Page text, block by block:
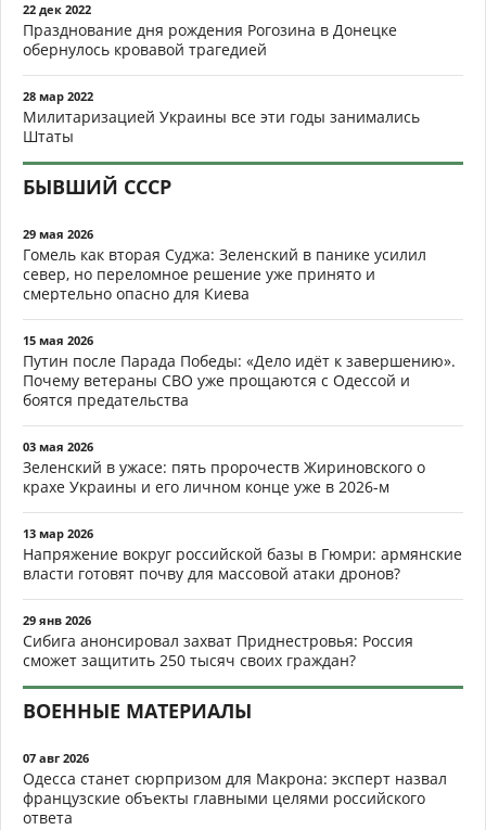
22 дек 2022
Празднование дня рождения Рогозина в Донецке
обернулось кровавой трагедией
28 мар 2022
Милитаризацией Украины все эти годы занимались
Штаты
БЫВШИЙ СССР
29 мая 2026
Гомель как вторая Суджа: Зеленский в панике усилил
север, но переломное решение уже принято и
смертельно опасно для Киева
15 мая 2026
Путин после Парада Победы: «Дело идёт к завершению».
Почему ветераны СВО уже прощаются с Одессой и
боятся предательства
03 мая 2026
Зеленский в ужасе: пять пророчеств Жириновского о
крахе Украины и его личном конце уже в 2026-м
13 мар 2026
Напряжение вокруг российской базы в Гюмри: армянские
власти готовят почву для массовой атаки дронов?
29 янв 2026
Сибига анонсировал захват Приднестровья: Россия
сможет защитить 250 тысяч своих граждан?
ВОЕННЫЕ МАТЕРИАЛЫ
07 авг 2026
Одесса станет сюрпризом для Макрона: эксперт назвал
французские объекты главными целями российского
ответа